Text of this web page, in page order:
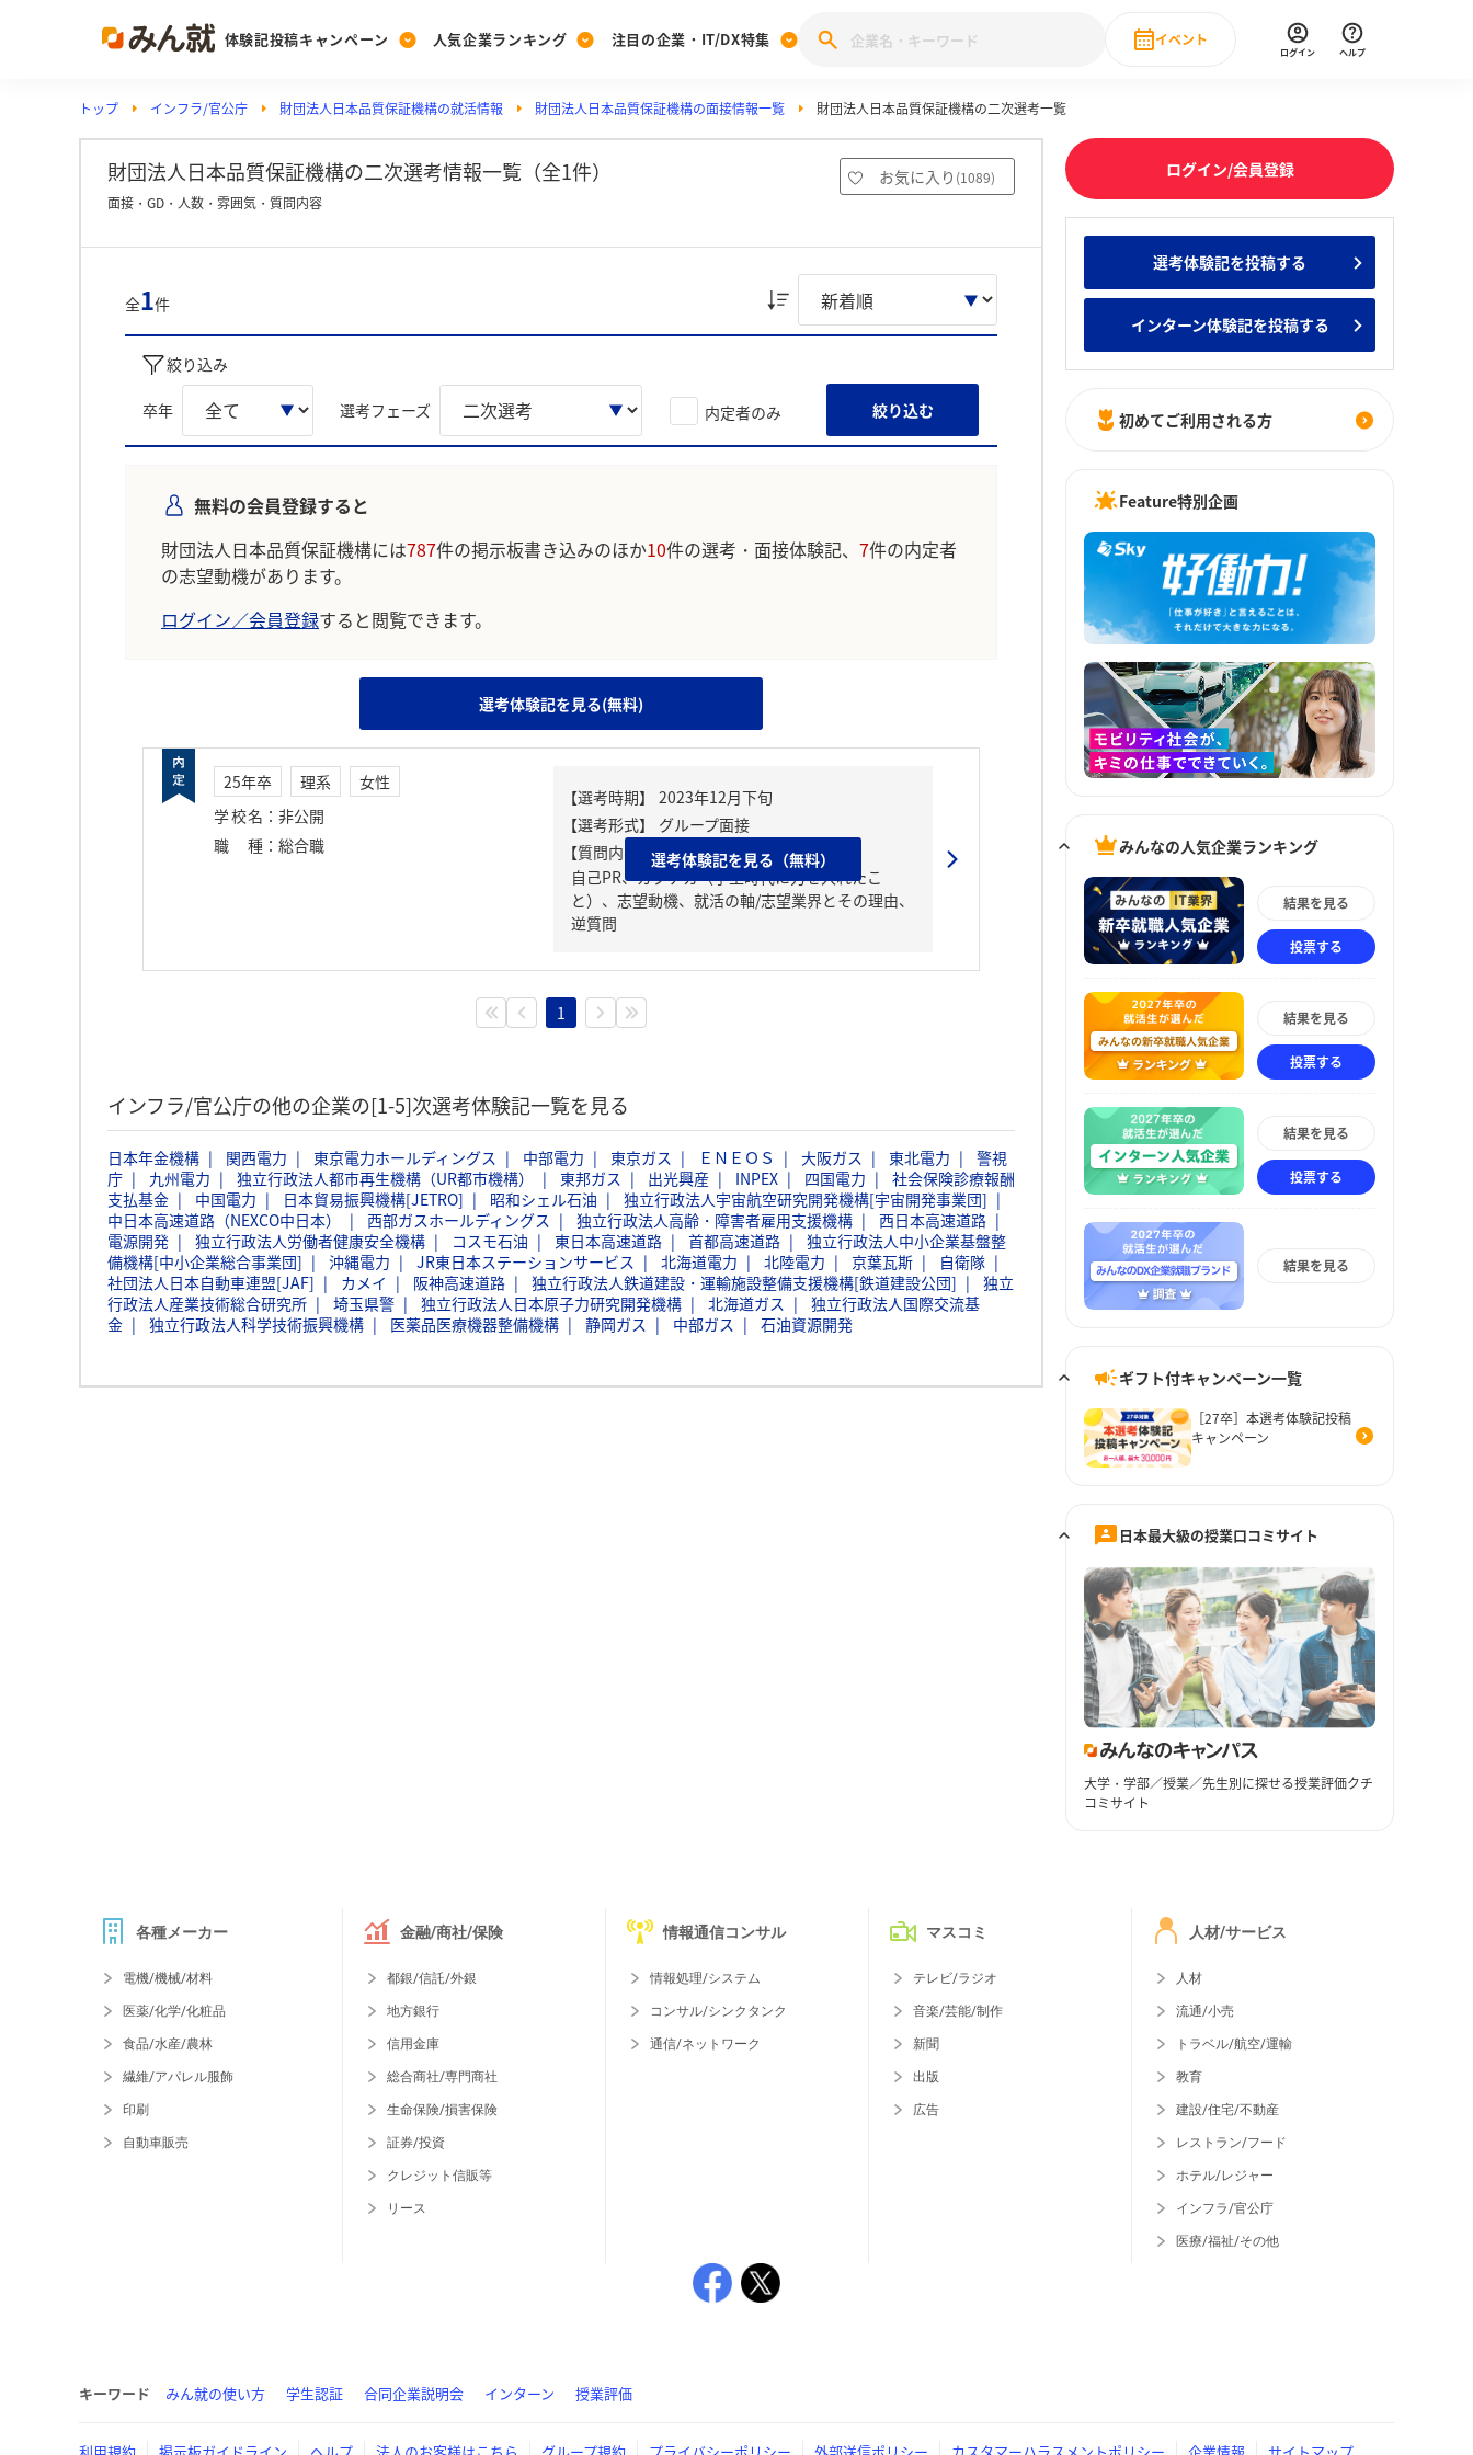
体験記投稿キャンペーン
Post
投稿する
[27卒] 本選考体験記投稿キャンペーン
人気企業ランキング
Ranking
ランキングを見る
みんなのDX企業就職ブランド調査
Vote みんなの新卒就職人気企業ランキング みんなのインターン人気企業ランキ
注目の企業・IT/DX特集
PickUp
注目の企業特集
28卒 IT・DX現場社員インタビュー
イベント
直近のイベント一覧
ログイン ヘルプ
トップ インフラ/官公庁 財団法人日本品質保証機構の就活情報 財団法人日本品質保証機構の面接情報一覧 財団法人日本品質保証機構の二次選考一覧
財団法人日本品質保証機構の二次選考情報一覧（全1件） お気に入り (1089)
面接・GD・人数・雰囲気・質問内容
全1件
絞り込み
卒年 選考フェーズ 内定者のみ 絞り込む
無料の会員登録すると
財団法人日本品質保証機構には787件の掲示板書き込みのほか10件の選考・面接体験記、 7件の内定者
の志望動機があります。
ログイン／会員登録すると閲覧できます。
選考体験記を見る(無料)
25年卒 理系
女性
学校名 ： 非公開
職種 ： 総合職
【質問内容・課題】
自己PR、ガクチカ（学生時代に力を入れたこ
と）、志望動機、就活の軸/志望業界とその理由、
逆質問
選考体験記を見る（無料）
1
インフラ/官公庁の他の企業の[1-5]次選考体験記一覧を見る
日本年金機構 関西電力 東京電力ホールディングス 中部電力 東京ガス ＥＮＥＯＳ 大阪ガス 東北電力
警視
庁
九州電力 独立行政法人都市再生機構（UR都市機構） 東邦ガス 出光興産 INPEX 四国電力
社会保険診療報酬
支払基金
中国電力 日本貿易振興機構[JETRO] 昭和シェル石油
独立行政法人宇宙航空研究開発機構[宇宙開発事業団]
中日本高速道路（NEXCO中日本）
西部ガスホールディングス 独立行政法人高齢・障害者雇用支援機構
西日本高速道路
電源開発
独立行政法人労働者健康安全機構 コスモ石油 東日本高速道路 首都高速道路
独立行政法人中小企業基盤整
備機構[中小企業総合事業団]
沖縄電力 JR東日本ステーションサービス 北海道電力 北陸電力 京葉瓦斯
自衛隊
社団法人日本自動車連盟[JAF]
カメイ 阪神高速道路 独立行政法人鉄道建設・運輸施設整備支援機構[鉄道建設公団]
独立
行政法人産業技術総合研究所
埼玉県警 独立行政法人日本原子力研究開発機構 北海道ガス
独立行政法人国際交流基
金
独立行政法人科学技術振興機構 医薬品医療機器整備機構 静岡ガス 中部ガス 石油資源開発
ログイン/会員登録
選考体験記を投稿する
インターン体験記を投稿する
初めてご利用される方
Feature特別企画
みんなの人気企業ランキング
結果を見る
投票する
結果を見る
投票する
結果を見る
投票する
結果を見る
ギフト付キャンペーン一覧
［27卒］本選考体験記投稿
キャンペーン
日本最大級の授業口コミサイト
大学・学部／授業／先生別に探せる授業評価クチ
コミサイト
各種メーカー
電機/機械/材料
医薬/化学/化粧品
食品/水産/農林
繊維/アパレル服飾
印刷
自動車販売
金融/商社/保険
都銀/信託/外銀
地方銀行
信用金庫
総合商社/専門商社
生命保険/損害保険
証券/投資
クレジット信販等
リース
情報通信コンサル
情報処理/システム
コンサル/シンクタンク
通信/ネットワーク
マスコミ
テレビ/ラジオ
音楽/芸能/制作
新聞
出版
広告
人材/サービス
人材
流通/小売
トラベル/航空/運輸
教育
建設/住宅/不動産
レストラン/フード
ホテル/レジャー
インフラ/官公庁
医療/福祉/その他
キーワード みん就の使い方 学生認証 合同企業説明会 インターン 授業評価